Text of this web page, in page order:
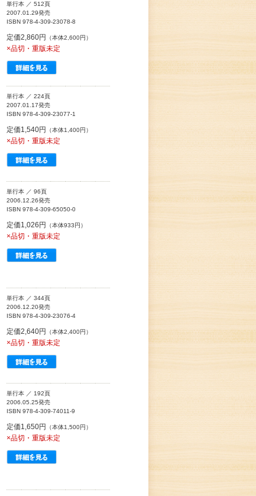
単行本 ／ 512頁
2007.01.29発売
ISBN 978-4-309-23078-8
定価2,860円 （本体2,600円）
×品切・重版未定
単行本 ／ 224頁
2007.01.17発売
ISBN 978-4-309-23077-1
定価1,540円 （本体1,400円）
×品切・重版未定
単行本 ／ 96頁
2006.12.26発売
ISBN 978-4-309-65050-0
定価1,026円 （本体933円）
×品切・重版未定
単行本 ／ 344頁
2006.12.20発売
ISBN 978-4-309-23076-4
定価2,640円 （本体2,400円）
×品切・重版未定
単行本 ／ 192頁
2006.05.25発売
ISBN 978-4-309-74011-9
定価1,650円 （本体1,500円）
×品切・重版未定